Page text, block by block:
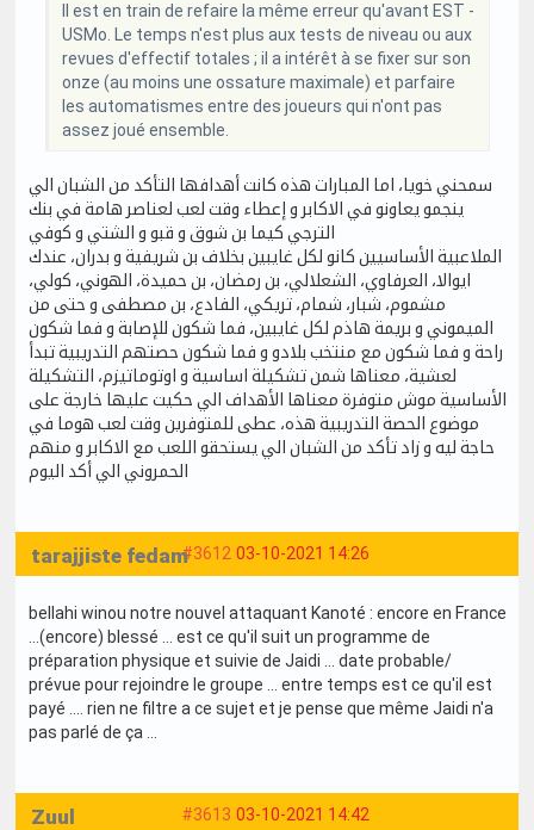
Il est en train de refaire la même erreur qu'avant EST -
USMo. Le temps n'est plus aux tests de niveau ou aux
revues d'effectif totales ; il a intérêt à se fixer sur son
onze (au moins une ossature maximale) et parfaire
les automatismes entre des joueurs qui n'ont pas
assez joué ensemble.
سمحني خويا، اما المبارات هذه كانت أهدافها التأكد من الشبان الي
ينجمو يعاونو في الاكابر و إعطاء وقت لعب لعناصر هامة في بنك
الترجي كيما بن شوق و قبو و الشتي و كوفي
الملاعبية الأساسيين كانو لكل غايبين بخلاف بن شريفية و بدران، عندك
ايوالا، العرفاوي، الشعلالي، بن رمضان، بن حميدة، الهوني، كولي،
مشموم، شبار، شمام، تريكي، الفادع، بن مصطفى و حتى من
الميموني و بريمة هاذم لكل غايبين، فما شكون للإصابة و فما شكون
راحة و فما شكون مع منتخب بلادو و فما شكون حصتهم التدريبية تبدأ
لعشية، معناها شمن تشكيلة اساسية و اوتوماتيزم، التشكيلة
الأساسية موش متوفرة معناها الأهداف الي حكيت عليها خارجة على
موضوع الحصة التدريبية هذه، عطى للمتوفرين وقت لعب هوما في
حاجة ليه و زاد تأكد من الشبان الي يستحقو اللعب مع الاكابر و منهم
الحمروني الي أكد اليوم
#3612 03-10-2021 14:26
tarajjiste fedam
bellahi winou notre nouvel attaquant Kanoté : encore en France
...(encore) blessé ... est ce qu'il suit un programme de
préparation physique et suivie de Jaidi ... date probable/
prévue pour rejoindre le groupe ... entre temps est ce qu'il est
payé .... rien ne filtre a ce sujet et je pense que même Jaidi n'a
pas parlé de ça ...
#3613 03-10-2021 14:42
Zuul